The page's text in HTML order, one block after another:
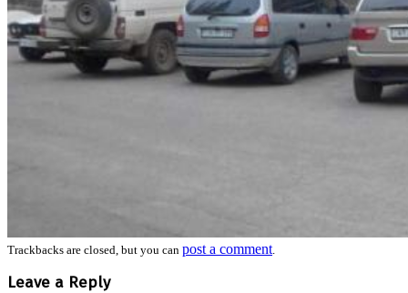
Trackbacks are closed, but you can post a comment.
Leave a Reply